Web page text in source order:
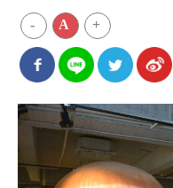
- A +